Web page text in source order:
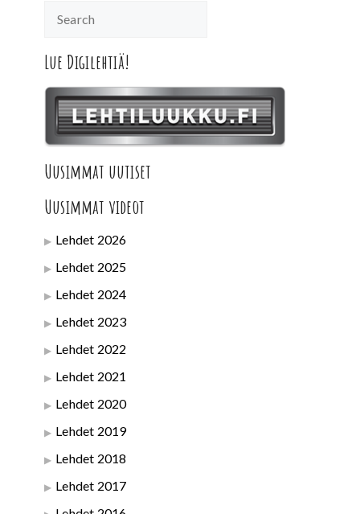
Lue Digilehtiä!
Uusimmat uutiset
Uusimmat videot
Lehdet 2026
Lehdet 2025
Lehdet 2024
Lehdet 2023
Lehdet 2022
Lehdet 2021
Lehdet 2020
Lehdet 2019
Lehdet 2018
Lehdet 2017